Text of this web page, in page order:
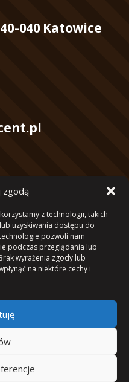
zgodą
z technologii, takich
uzyskiwania dostępu do
pozwoli nam
podczas przeglądania lub
wyrażenia zgody lub
na niektóre cechy i
040 Katowice
0000 4102
na stronie są własnością
i objęte są prawami
cookie zgodnie
zapisywała ona plików
plików cookies znajdziesz